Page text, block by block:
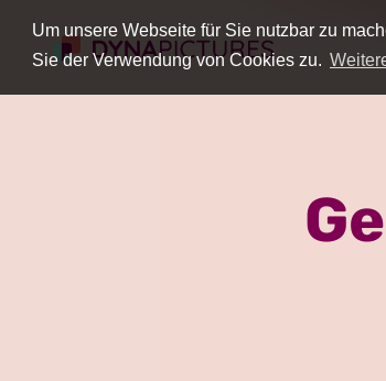
Um unsere Webseite für Sie nutzbar zu
Sie der Verwendung von Cookies zu.